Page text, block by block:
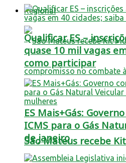
Regional
São Mateus recebe
Qualificar ES –
quase 10 mil vagas
como participar
ES Mais+Gás:
ICMS para o Gás
de janeiro